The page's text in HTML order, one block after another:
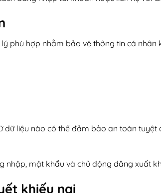
phù hợp nhằm bảo vệ thông tin cá nhân
dữ liệu nào có thể đảm bảo an toàn
mật khẩu và chủ động đăng xuất
khiếu nại